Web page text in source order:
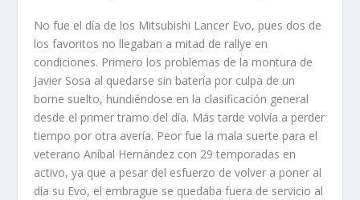
No fue el día de los Mitsubishi Lancer Evo, pues dos de
los favoritos no llegaban a mitad de rallye en
condiciones. Primero los problemas de la montura de
Javier Sosa al quedarse sin batería por culpa de un
borne suelto, hundiéndose en la clasificación general
desde el primer tramo del día. Más tarde volvía a perder
tiempo por otra avería. Peor fue la mala suerte para el
veterano Aníbal Hernández con 29 temporadas en
activo, ya que a pesar del esfuerzo de volver a poner al
día su Evo, el embrague se quedaba fuera de servicio al